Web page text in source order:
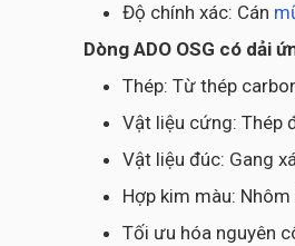
Độ chính xác: Cán
Dòng ADO OSG có dải
Thép: Từ thép
Vật liệu cứng: Thép
Vật liệu đúc: Gang
Hợp kim màu:
Tối ưu hóa nguyên